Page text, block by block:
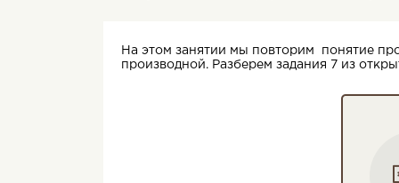
На этом занятии мы повторим понятие
производной. Разберем задания 7 из